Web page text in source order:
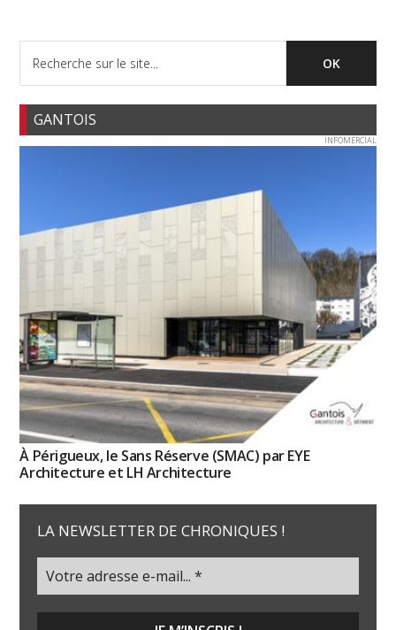
GANTOIS
INFOMERCIAL
À Périgueux, le Sans Réserve (SMAC) par EYE
Architecture et LH Architecture
LA NEWSLETTER DE CHRONIQUES !